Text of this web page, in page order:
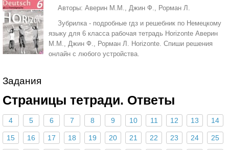
Авторы: Аверин М.М., Джин Ф., Рорман Л.
Зубрилка - подробные гдз и решебник по Немецкому
языку для 6 класса рабочая тетрадь Horizonte Аверин
М.М., Джин Ф., Рорман Л. Horizonte. Спиши решения
онлайн с любого устройства.
Задания
Страницы тетради. Ответы
4 5 6 7 8 9 10 11 12 13 14
15 16 17 18 19 20 21 22 23 24 25